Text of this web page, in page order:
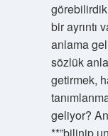
bir ayrıntı
anlama
sözlük
getirmek,
geliyor?